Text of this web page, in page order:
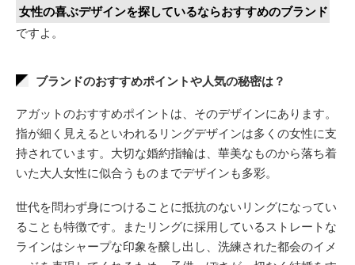
女性の喜ぶデザインを探しているならおすすめのブランド
ですよ。
ブランドのおすすめポイントや人気の秘密は？
アガットのおすすめポイントは、そのデザインにあります。
指が細く見えるといわれるリングデザインは多くの女性に支
持されています。大切な婚約指輪は、華美なものから落ち着
いた大人女性に似合うものまでデザインも多彩。
世代を問わず身につけることに抵抗のないリングになってい
ることも特徴です。またリングに採用しているストレートな
ラインはシャープな印象を醸し出し、洗練された都会のイメ